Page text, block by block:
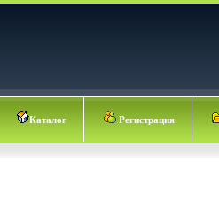
Каталог Регистрация